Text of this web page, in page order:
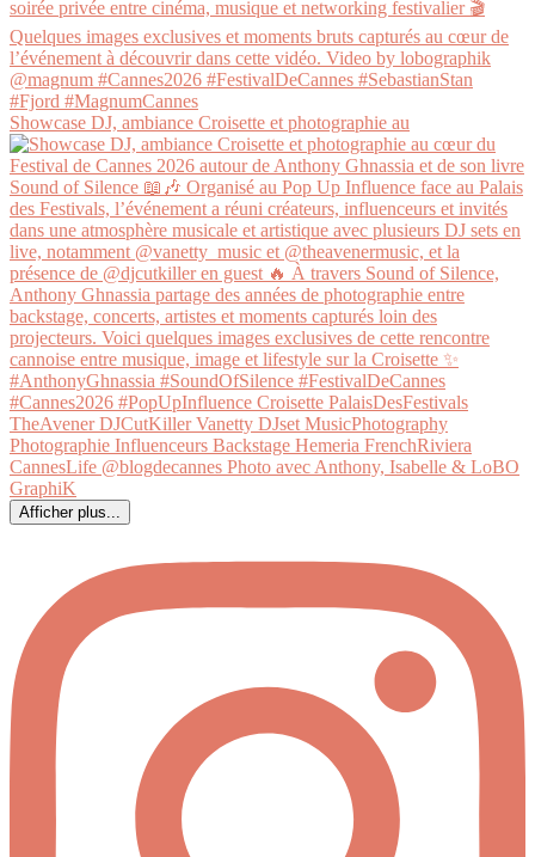
Showcase DJ, ambiance Croisette et photographie au
Afficher plus...